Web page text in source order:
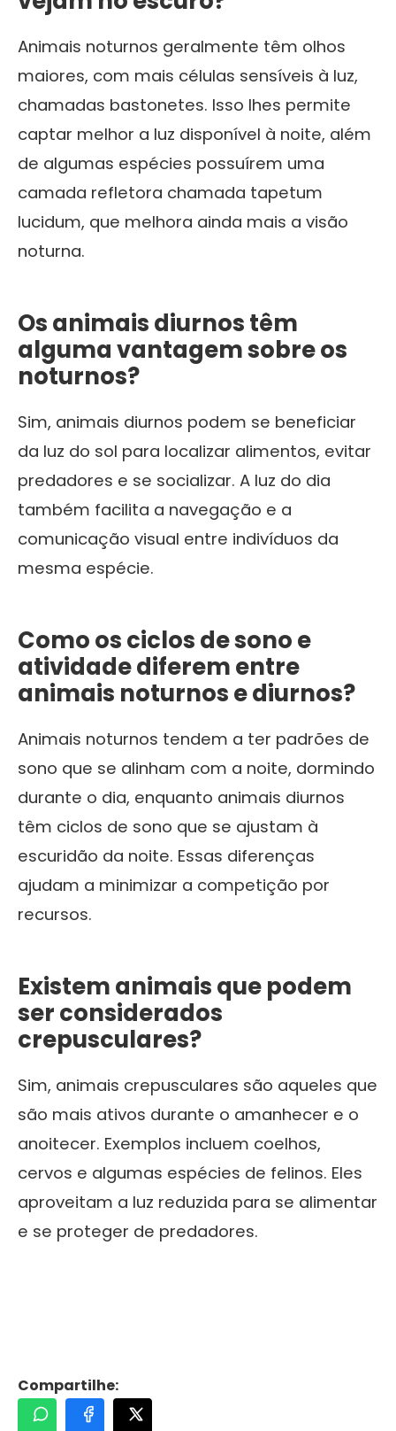
Animais noturnos geralmente têm olhos
maiores, com mais células sensíveis à luz,
chamadas bastonetes. Isso lhes permite
captar melhor a luz disponível à noite, além
de algumas espécies possuírem uma
camada refletora chamada tapetum
lucidum, que melhora ainda mais a visão
noturna.
Os animais diurnos têm
alguma vantagem sobre os
noturnos?
Sim, animais diurnos podem se beneficiar
da luz do sol para localizar alimentos, evitar
predadores e se socializar. A luz do dia
também facilita a navegação e a
comunicação visual entre indivíduos da
mesma espécie.
Como os ciclos de sono e
atividade diferem entre
animais noturnos e diurnos?
Animais noturnos tendem a ter padrões de
sono que se alinham com a noite, dormindo
durante o dia, enquanto animais diurnos
têm ciclos de sono que se ajustam à
escuridão da noite. Essas diferenças
ajudam a minimizar a competição por
recursos.
Existem animais que podem
ser considerados
crepusculares?
Sim, animais crepusculares são aqueles que
são mais ativos durante o amanhecer e o
anoitecer. Exemplos incluem coelhos,
cervos e algumas espécies de felinos. Eles
aproveitam a luz reduzida para se alimentar
e se proteger de predadores.
Compartilhe: